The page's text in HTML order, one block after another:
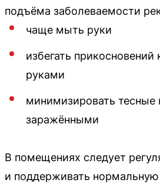
подъёма заболеваемости
чаще мыть руки
избегать
руками
минимизировать тесные
заражёнными
В помещениях следует
и поддерживать